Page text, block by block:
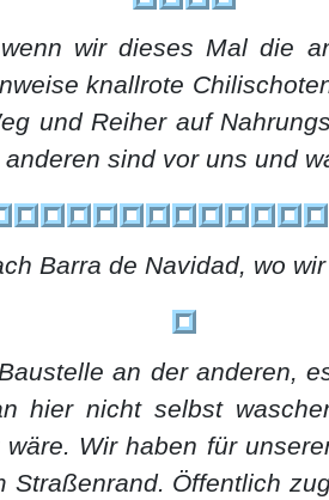
wir dieses Mal die
knallrote
und Reiher auf
sind vor uns und
Barra de Navidad, wo
an der anderen,
hier nicht selbst
Wir haben für
Öffentlich